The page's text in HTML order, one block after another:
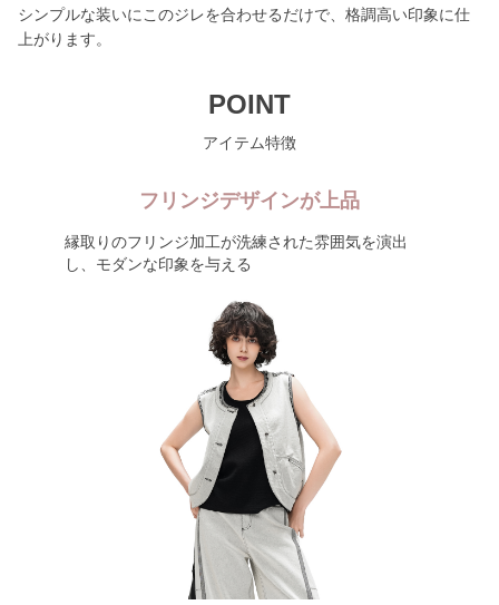
シンプルな装いにこのジレを合わせるだけで、格調高い印象に仕
上がります。
POINT
アイテム特徴
フリンジデザインが上品
縁取りのフリンジ加工が洗練された雰囲気を演出
し、モダンな印象を与える